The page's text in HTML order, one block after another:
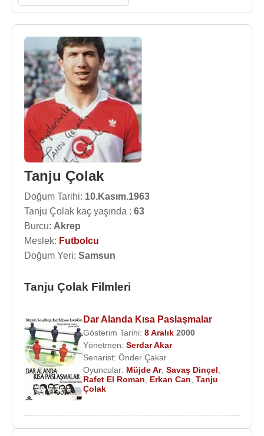
Tanju Çolak
Doğum Tarihi: 10.Kasım.1963
Tanju Çolak kaç yaşında : 63
Burcu: Akrep
Meslek: Futbolcu
Doğum Yeri: Samsun
Tanju Çolak Filmleri
Dar Alanda Kısa Paslaşmalar
Gösterim Tarihi: 8 Aralık 2000
Yönetmen: Serdar Akar
Senarist: Önder Çakar
Oyuncular: Müjde Ar, Savaş Dinçel
Rafet El Roman
Erkan Can Tanju
Çolak